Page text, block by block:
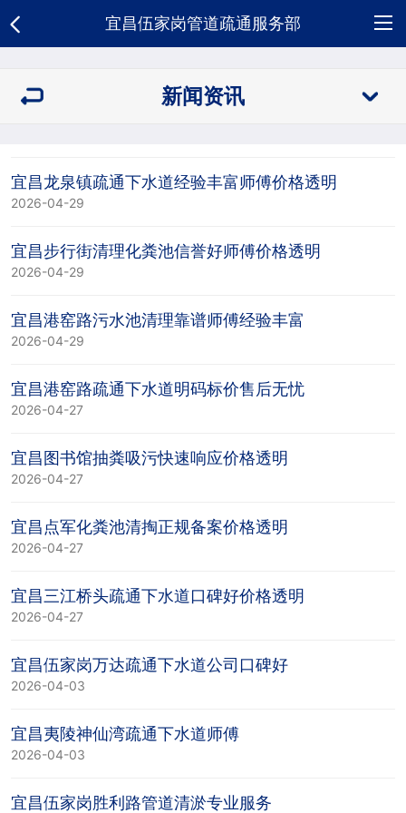
宜昌伍家岗管道疏通服务部
页
我
们
务
项
新
闻
讯
荣
资
作
户
人
招
聘
商
合
联
系
式
新闻资讯
宜昌龙泉镇疏通下水道经验丰富师傅价格透明
2026-04-29
宜昌步行街清理化粪池信誉好师傅价格透明
2026-04-29
宜昌港窑路污水池清理靠谱师傅经验丰富
2026-04-29
宜昌港窑路疏通下水道明码标价售后无忧
2026-04-27
宜昌图书馆抽粪吸污快速响应价格透明
2026-04-27
宜昌点军化粪池清掏正规备案价格透明
2026-04-27
宜昌三江桥头疏通下水道口碑好价格透明
2026-04-27
宜昌伍家岗万达疏通下水道公司口碑好
2026-04-03
宜昌夷陵神仙湾疏通下水道师傅
2026-04-03
宜昌伍家岗胜利路管道清淤专业服务